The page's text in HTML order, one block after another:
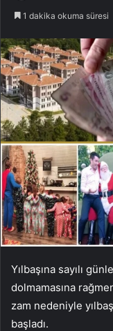
1 dakika okuma süresi
Yılbaşına sayılı
dolmamasına
zam nedeniyle
başladı.